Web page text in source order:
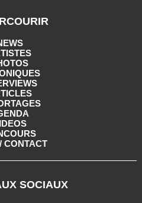
CONTACT
SOCIAUX